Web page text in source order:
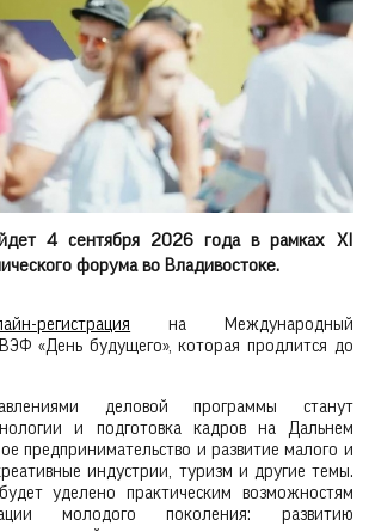
4 сентября 2026 года в рамках XI
форума во Владивостоке.
регистрация на Международный
«День будущего», которая продлится до
деловой программы станут
и подготовка кадров на Дальнем
предпринимательство и развитие малого и
индустрии, туризм и другие темы.
уделено практическим возможностям
молодого поколения: развитию